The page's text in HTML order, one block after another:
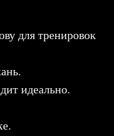
для тренировок
идеально.